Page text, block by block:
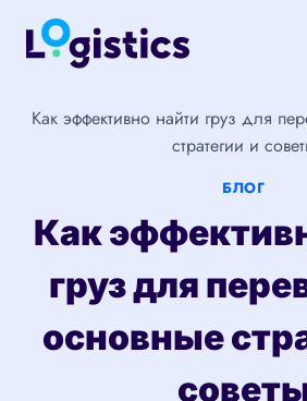
Перейти
Как эффективно найти груз для
стратегии и
БЛОГ
Как
груз для
основные